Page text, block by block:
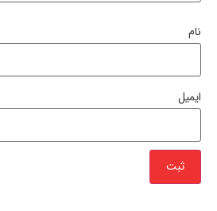
نام
ایمیل